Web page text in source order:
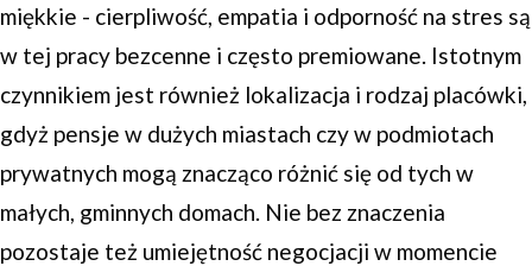
miękkie - cierpliwość, empatia i odporność na stres są
w tej pracy bezcenne i często premiowane. Istotnym
czynnikiem jest również lokalizacja i rodzaj placówki,
gdyż pensje w dużych miastach czy w podmiotach
prywatnych mogą znacząco różnić się od tych w
małych, gminnych domach. Nie bez znaczenia
pozostaje też umiejętność negocjacji w momencie